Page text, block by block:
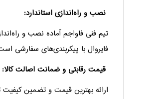
نصب و راه‌اندازی استاندارد:
تیم فنی فاواجم آماده نصب و
فایروال با پیکربندی‌های سفارشی
قیمت رقابتی و ضمانت اصالت کالا:
ارائه بهترین قیمت و تضمین کیفیت